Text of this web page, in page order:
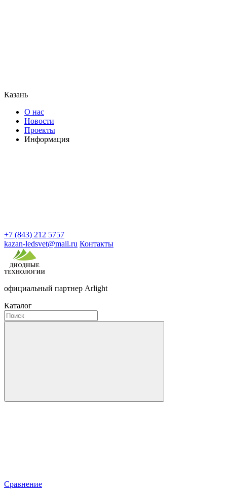
Казань
О нас
Новости
Проекты
Информация
+7 (843) 212 5757
kazan-ledsvet@mail.ru Контакты
официальный партнер Arlight
Каталог
Сравнение